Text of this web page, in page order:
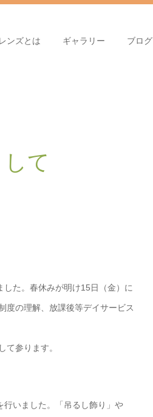
ンズとは ギャラリー ブログ
て
た。春休みが明け15日（金）に
の理解、放課後等デイサービス
参ります。
行いました。「吊るし飾り」や